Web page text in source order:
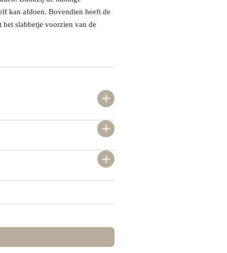
kan afdoen. Bovendien heeft de
slabbetje voorzien van de